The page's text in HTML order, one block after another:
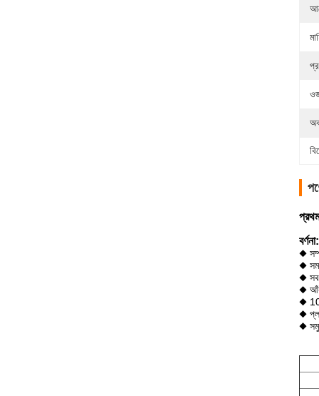
বর্ণনা:
◆
◆
◆
◆
◆
◆
◆